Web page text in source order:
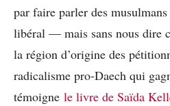
par faire parler des
libéral — mais sans nous dire
la région d’origine des
radicalisme pro-Daech qui
témoigne le livre de Saïda